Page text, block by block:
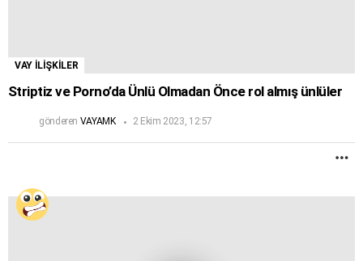
VAY İLİŞKİLER
Striptiz ve Porno’da Ünlü Olmadan Önce rol almış ünlüler
gönderen VAYAMK 2 Ekim 2023, 12:57